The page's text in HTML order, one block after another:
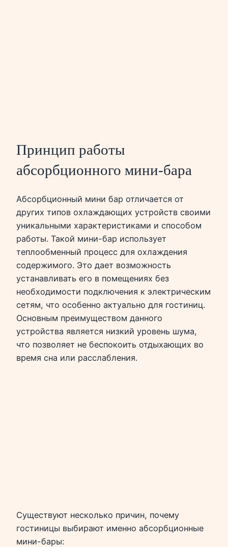
Принцип работы
абсорбционного мини-бара
Абсорбционный мини бар отличается от
других типов охлаждающих устройств своими
уникальными характеристиками и способом
работы. Такой мини-бар использует
теплообменный процесс для охлаждения
содержимого. Это дает возможность
устанавливать его в помещениях без
необходимости подключения к электрическим
сетям, что особенно актуально для гостиниц.
Основным преимуществом данного
устройства является низкий уровень шума,
что позволяет не беспокоить отдыхающих во
время сна или расслабления.
Существуют несколько причин, почему
гостиницы выбирают именно абсорбционные
мини-бары: